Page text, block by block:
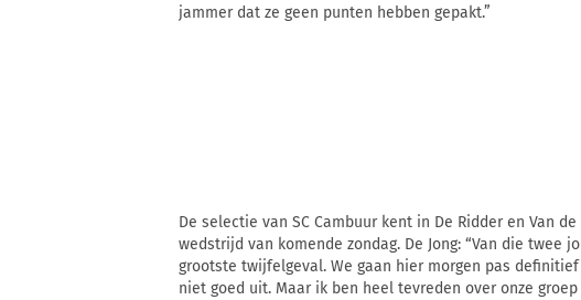
jammer dat ze geen punten hebben gepakt.”
De selectie van SC Cambuur kent in De Ridder en Van
wedstrijd van komende zondag. De Jong: “Van die twee
grootste twijfelgeval. We gaan hier morgen pas
niet goed uit. Maar ik ben heel tevreden over onze